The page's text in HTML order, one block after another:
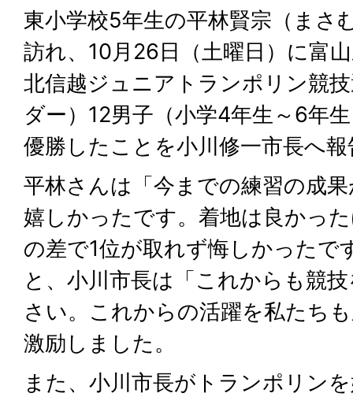
東小学校5年生の平林賢宗（まさ
訪れ、10月26日（土曜日）に富
北信越ジュニアトランポリン競
ダー）12男子（小学4年生～6年
優勝したことを小川修一市長へ
平林さんは「今までの練習の成
嬉しかったです。着地は良かっ
の差で1位が取れず悔しかったで
と、小川市長は「これからも競
さい。これからの活躍を私たち
激励しました。
また、小川市長がトランポリン